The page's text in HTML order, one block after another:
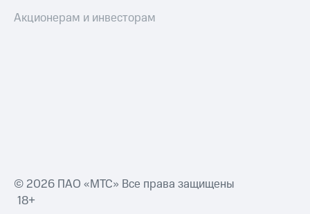
Акционерам и инвесторам
© 2026 ПАО «МТС» Все права защищены
18+